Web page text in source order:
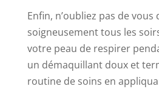
Enfin, n’oubliez pas de
soigneusement tous les
votre peau de respirer
un démaquillant doux et
routine de soins en